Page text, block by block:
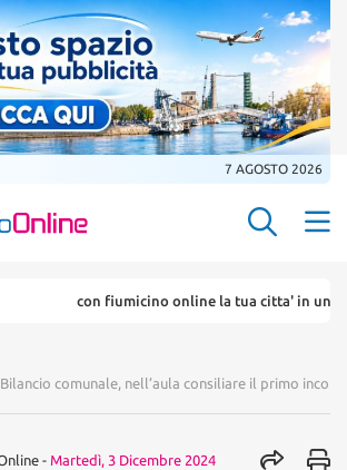
7 AGOSTO 2026
con fiumicino online la tua citta' in un ... click
Bilancio comunale, nell’aula consiliare il primo
- Martedì, 3 Dicembre 2024